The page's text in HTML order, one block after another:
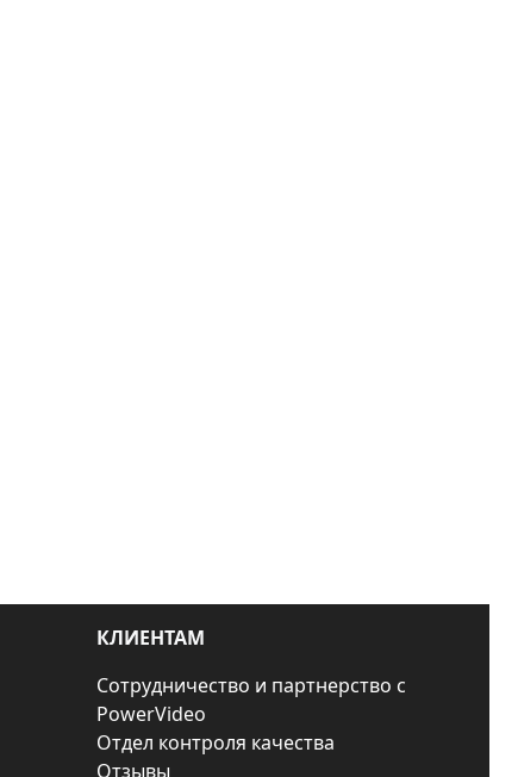
КЛИЕНТАМ
Сотрудничество и партнерство с
PowerVideo
Отдел контроля качества
Отзывы